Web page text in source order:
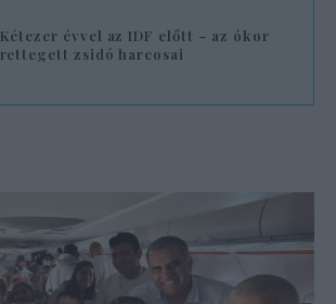
Kétezer évvel az IDF előtt – az ókor
rettegett zsidó harcosai